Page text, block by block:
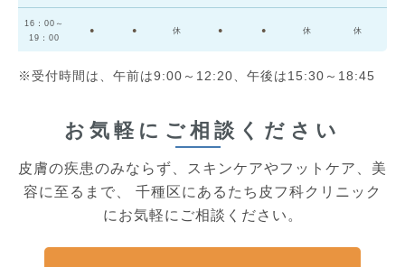
16：00～
19：00
● ● 休 ● ● 休 休
※受付時間は、午前は9:00～12:20、午後は15:30～18:45
お気軽にご相談ください
皮膚の疾患のみならず、スキンケアやフットケア、美
容に至るまで、 千種区にあるたち皮フ科クリニック
にお気軽にご相談ください。